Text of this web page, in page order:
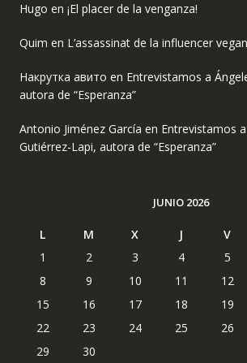
Hugo en ¡El placer de la venganza!
Quim en L’assassinat de la influencer
Накрутка авито en Entrevistamos a
autora de “Esperanza”
Antonio Jiménez García en Entrevistamos
Gutiérrez-Lapi, autora de “Esperanza”
JUNIO 2026
L M X J V
1
2 3 4 5
8
9 10 11 12
15
16 17 18 19
22
23 24 25 26
29
30